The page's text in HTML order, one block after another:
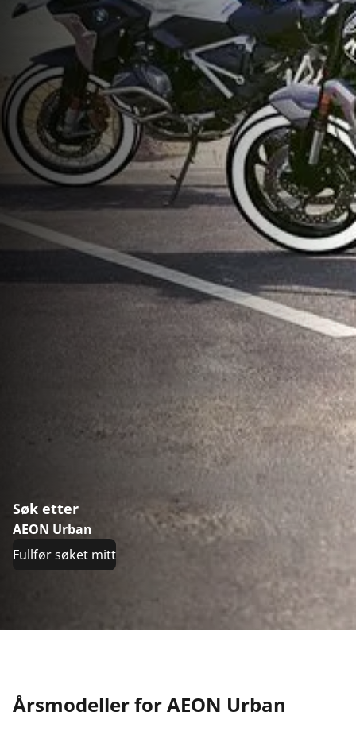
Søk etter
AEON Urban
Fullfør søket mitt
Årsmodeller for AEON Urban